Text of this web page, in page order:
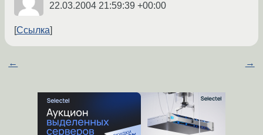
22.03.2004 21:59:39 +00:00
Ссылка
← →